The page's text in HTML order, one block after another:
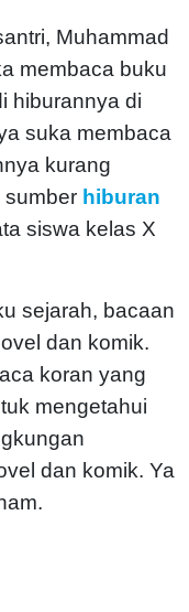
Muhammad
membaca buku
hiburannya di
suka membaca
kurang
sumber hiburan
siswa kelas X
sejarah, bacaan
dan komik.
koran yang
mengetahui
dan komik. Ya